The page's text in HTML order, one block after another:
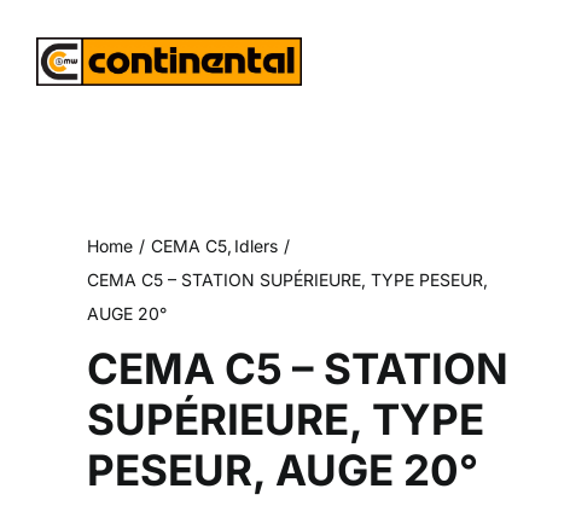
content
Home CEMA C5 Idlers
CEMA C5 – STATION SUPÉRIEURE, TYPE PESEUR,
AUGE 20°
CEMA C5 – STATION
SUPÉRIEURE, TYPE
PESEUR, AUGE 20°